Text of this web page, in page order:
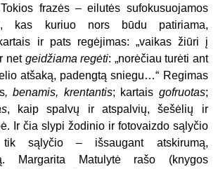
Tokios frazės – eilutės sufokusuojamos
kas kuriuo nors būdu patiriama,
ir pats regėjimas: „vaikas žiūri į
net geidžiama regėti: „norėčiau turėti ant
atšaką, padengtą sniegu…“ Regimas
, benamis, krentantis; kartais gofruotas;
, kaip spalvų ir atspalvių, šešėlių ir
Ir čia slypi žodinio ir fotovaizdo sąlyčio
sąlyčio – išsaugant atskirumą,
Margarita Matulytė rašo (knygos